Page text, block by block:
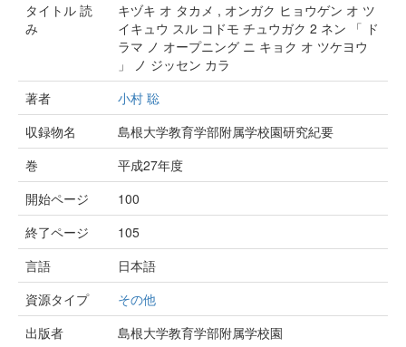
タイトル 読
み
キヅキ オ タカメ , オンガク ヒョウゲン オ ツ
イキュウ スル コドモ チュウガク 2 ネン 「 ド
ラマ ノ オープニング ニ キョク オ ツケヨウ
」 ノ ジッセン カラ
著者
小村 聡
収録物名
島根大学教育学部附属学校園研究紀要
巻
平成27年度
開始ページ
100
終了ページ
105
言語
日本語
資源タイプ
その他
出版者
島根大学教育学部附属学校園